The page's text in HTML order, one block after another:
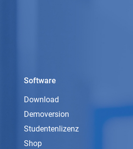
Software
Download
Demoversion
Studentenlizenz
Shop